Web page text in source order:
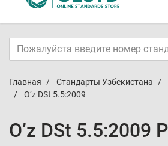
Главная Стандарты Узбекистана
O’z DSt 5.5:2009
O’z DSt 5.5:2009